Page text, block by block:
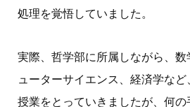
処理を覚悟していました。
実際、哲学部に所属しながら、
ューターサイエンス、経済学な
授業をとっていきましたが、何